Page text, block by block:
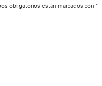
obligatorios están marcados con *